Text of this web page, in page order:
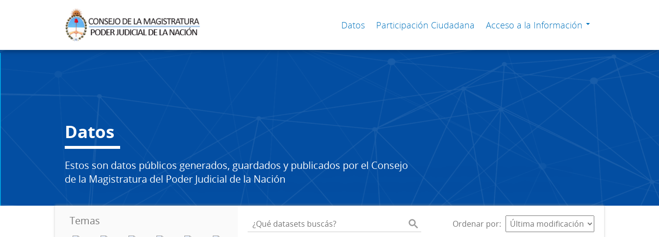
Datos Participación Ciudadana Acceso a la Información
Datos
Estos son datos públicos generados, guardados y publicados por el Consejo
de la Magistratura del Poder Judicial de la Nación
Temas Ordenar por